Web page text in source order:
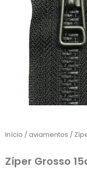
Início / aviamentos /
Zíper Grosso